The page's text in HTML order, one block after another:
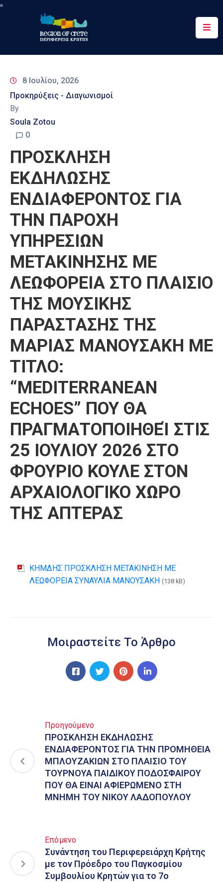
Περιφέρεια
&
Δράσεις
Ψηφιακές
Επικοινωνία
8 Ιουλίου, 2026
Προκηρύξεις - Διαγωνισμοί
By
Soula Zotou
0
ΠΡΟΣΚΛΗΣΗ
ΕΚΔΗΛΩΣΗΣ
ΕΝΔΙΑΦΕΡΟΝΤΟΣ ΓΙΑ
ΤΗΝ ΠΑΡΟΧΗ
ΥΠΗΡΕΣΙΩΝ
ΜΕΤΑΚΙΝΗΣΗΣ ΜΕ
ΛΕΩΦΟΡΕΙΑ ΣΤΟ ΠΛΑΙΣΙΟ
ΤΗΣ ΜΟΥΣΙΚΗΣ
ΠΑΡΑΣΤΑΣΗΣ ΤΗΣ
ΜΑΡΙΑΣ ΜΑΝΟΥΣΑΚΗ ΜΕ
ΤΙΤΛΟ:
“MEDITERRANEAN
ECHOES” ΠΟΥ ΘΑ
ΠΡΑΓΜΑΤΟΠΟΙΗΘΕΊ ΣΤΙΣ
25 ΙΟΥΛΙΟΥ 2026 ΣΤΟ
ΦΡΟΥΡΙΟ ΚΟΥΛΕ ΣΤΟΝ
ΑΡΧΑΙΟΛΟΓΙΚΟ ΧΩΡΟ
ΤΗΣ ΑΠΤΕΡΑΣ
ΚΗΜΔΗΣ ΠΡΟΣΚΛΗΣΗ ΜΕΤΑΚΙΝΗΣΗ ΜΕ
ΛΕΩΦΟΡΕΙΑ ΣΥΝΑΥΛΙΑ ΜΑΝΟΥΣΑΚΗ (138 kB)
Μοιραστείτε Το Άρθρο
Προηγούμενο
ΠΡΟΣΚΛΗΣΗ ΕΚΔΗΛΩΣΗΣ
ΕΝΔΙΑΦΕΡΟΝΤΟΣ ΓΙΑ ΤΗΝ ΠΡΟΜΗΘΕΙΑ
ΜΠΛΟΥΖΑΚΙΩΝ ΣΤΟ ΠΛΑΙΣΙΟ ΤΟΥ
ΤΟΥΡΝΟΥΑ ΠΑΙΔΙΚΟΥ ΠΟΔΟΣΦΑΙΡΟΥ
ΠΟΥ ΘΑ ΕΙΝΑΙ ΑΦΙΕΡΩΜΕΝΟ ΣΤΗ
ΜΝΗΜΗ ΤΟΥ ΝΙΚΟΥ ΛΑΔΟΠΟΥΛΟΥ
Επόμενο
Συνάντηση του Περιφερειάρχη Κρήτης
με τον Πρόεδρο του Παγκοσμίου
Συμβουλίου Κρητών για το 7ο